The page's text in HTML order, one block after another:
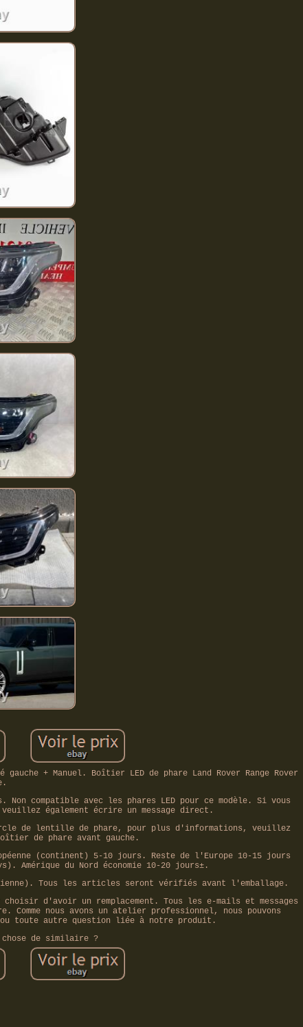
+ Manuel. Boîtier LED de phare Land Rover Range Rover
compatible avec les phares LED pour ce modèle. Si vous
également écrire un message direct.
de lentille de phare, pour plus d'informations, veuillez
de phare avant gauche.
(continent) 5-10 jours. Reste de l'Europe 10-15 jours
Amérique du Nord économie 10-20 jours±.
Tous les articles seront vérifiés avant l'emballage.
d'avoir un remplacement. Tous les e-mails et messages
Comme nous avons un atelier professionnel, nous pouvons
toute autre question liée à notre produit.
chose de similaire ?